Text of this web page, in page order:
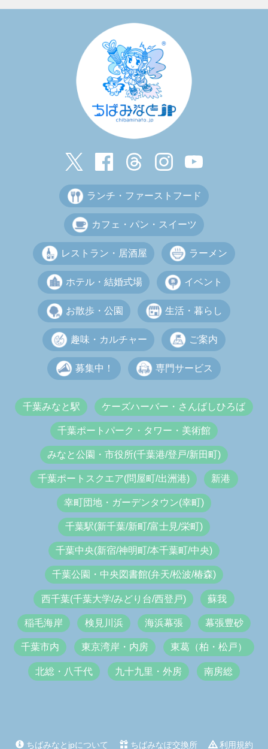
ランチ・ファーストフード
カフェ・パン・スイーツ
レストラン・居酒屋 ラーメン
ホテル・結婚式場 イベント
お散歩・公園 生活・暮らし
趣味・カルチャー ご案内
募集中！ 専門サービス
千葉みなと駅 ケーズハーバー・さんばしひろば
千葉ポートパーク・タワー・美術館
みなと公園・市役所(千葉港/登戸/新田町)
千葉ポートスクエア(問屋町/出洲港) 新港
幸町団地・ガーデンタウン(幸町)
千葉駅(新千葉/新町/富士見/栄町)
千葉中央(新宿/神明町/本千葉町/中央)
千葉公園・中央図書館(弁天/松波/椿森)
西千葉(千葉大学/みどり台/西登戸) 蘇我
稲毛海岸 検見川浜 海浜幕張 幕張豊砂
千葉市内 東京湾岸・内房 東葛（柏・松戸）
北総・八千代 九十九里・外房 南房総
ちばみなとjpについて ちばみなぽ交換所 利用規約